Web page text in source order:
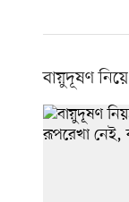
বায়ুদূষণ